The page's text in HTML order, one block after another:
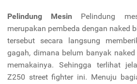
Pelindung Mesin Pelindung
merupakan pembeda dengan naked
tersebut secara langsung
gagah, dimana belum banyak
memakainya. Sehingga terlihat
Z250 street fighter ini. Menuju